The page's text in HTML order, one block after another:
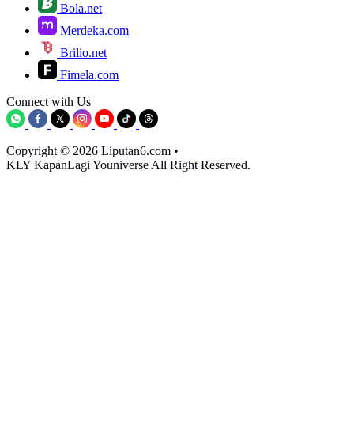
Bola.net
Merdeka.com
Brilio.net
Fimela.com
Connect with Us
Copyright © 2026 Liputan6.com •
KLY KapanLagi Youniverse All Right Reserved.